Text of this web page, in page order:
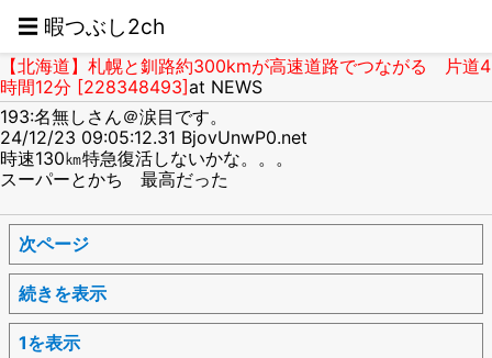
☰ 暇つぶし2ch
【北海道】札幌と釧路約300kmが高速道路でつながる 片道4
時間12分 [228348493]at NEWS
193:名無しさん＠涙目です。
24/12/23 09:05:12.31 BjovUnwP0.net
時速130㎞特急復活しないかな。。。
スーパーとかち 最高だった
次ページ
続きを表示
1を表示